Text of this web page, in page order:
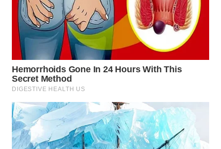
WN
MAJALENGKA
SUBANG
WN
SUKABUMI
WN
PURWAKARTA